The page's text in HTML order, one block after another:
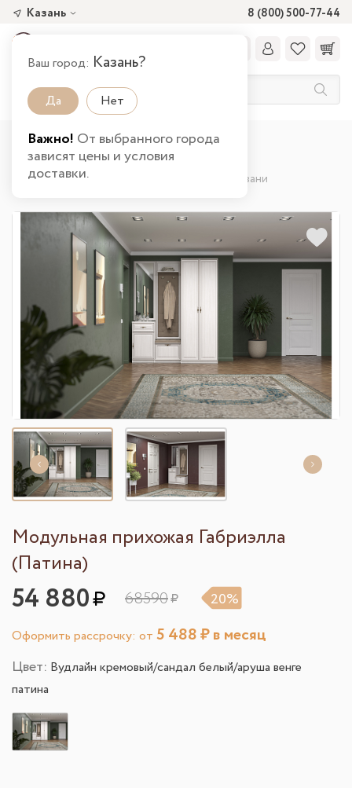
8 (800) 500-77-44
Казань
Ваш город: Казань?
Да Нет
Важно! От выбранного города
зависят цены и условия
доставки.
Главная Каталог товаров
Прихожая
Модульные прихожие
Модульная прихожая Габриэлла (Патина) в Казани
Модульная прихожая Габриэлла
(Патина)
54 880 68590 20%
Оформить рассрочку: от 5 488₽ в месяц
Цвет: Вудлайн кремовый/сандал белый/аруша венге
патина